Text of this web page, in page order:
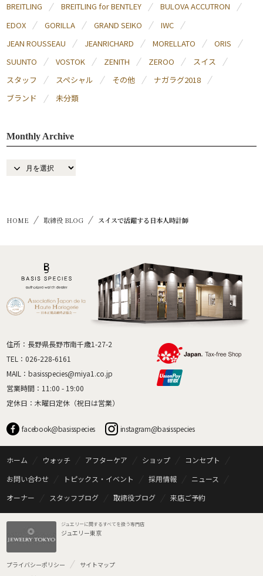
BREITLING
BREITLING for BENTLEY
BULOVA ACCUTRON
EDOX
GORILLA GRAND SEIKO
IWC
JEAN ROUSSEAU
JEANRICHARD MORELLATO
ORIS
SUUNTO
VOSTOK ZENITH ZEROO
スイス
スタッフ
スペシャル その他
ナガラグ2018
ブランド
未分類
Monthly Archive
HOME 取締役 BLOG スイスで活躍する日本人時計師
住所：長野県長野市南千歳1-27-2
TEL： 026-228-6161
MAIL： basisspecies@miya1.co.jp
営業時間：11:00 - 19:00
定休日：木曜日定休（祝日は営業）
facebook@basisspecies instagram@basisspecies
ホーム ウォッチ アフターケア ショップ
コンセプト
お問い合わせ
トピックス・イベント 採用情報
ニュース
オーナー
スタッフブログ 取締役ブログ 来店ご予約
ジュエリーに関するすべてを扱う専門店
ジュエリー東京
プライバシーポリシー サイトマップ